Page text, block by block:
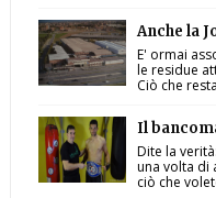
Anche la
E' ormai
le residue
Ciò che
Il
Dite la
una volta di
ciò che